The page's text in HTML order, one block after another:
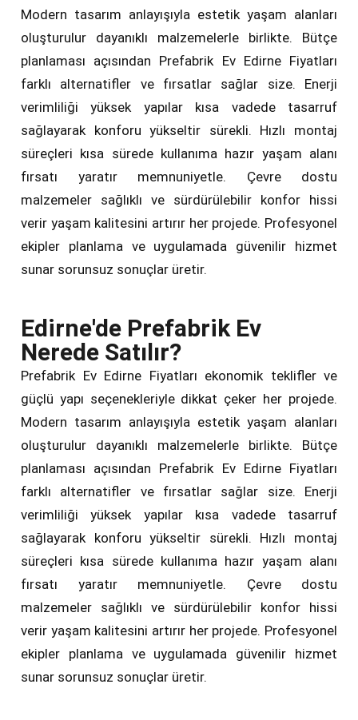
Modern tasarım anlayışıyla estetik yaşam alanları
oluşturulur dayanıklı malzemelerle birlikte. Bütçe
planlaması açısından Prefabrik Ev Edirne Fiyatları
farklı alternatifler ve fırsatlar sağlar size. Enerji
verimliliği yüksek yapılar kısa vadede tasarruf
sağlayarak konforu yükseltir sürekli. Hızlı montaj
süreçleri kısa sürede kullanıma hazır yaşam alanı
fırsatı yaratır memnuniyetle. Çevre dostu
malzemeler sağlıklı ve sürdürülebilir konfor hissi
verir yaşam kalitesini artırır her projede. Profesyonel
ekipler planlama ve uygulamada güvenilir hizmet
sunar sorunsuz sonuçlar üretir.
Edirne'de Prefabrik Ev
Nerede Satılır?
Prefabrik Ev Edirne Fiyatları ekonomik teklifler ve
güçlü yapı seçenekleriyle dikkat çeker her projede.
Modern tasarım anlayışıyla estetik yaşam alanları
oluşturulur dayanıklı malzemelerle birlikte. Bütçe
planlaması açısından Prefabrik Ev Edirne Fiyatları
farklı alternatifler ve fırsatlar sağlar size. Enerji
verimliliği yüksek yapılar kısa vadede tasarruf
sağlayarak konforu yükseltir sürekli. Hızlı montaj
süreçleri kısa sürede kullanıma hazır yaşam alanı
fırsatı yaratır memnuniyetle. Çevre dostu
malzemeler sağlıklı ve sürdürülebilir konfor hissi
verir yaşam kalitesini artırır her projede. Profesyonel
ekipler planlama ve uygulamada güvenilir hizmet
sunar sorunsuz sonuçlar üretir.